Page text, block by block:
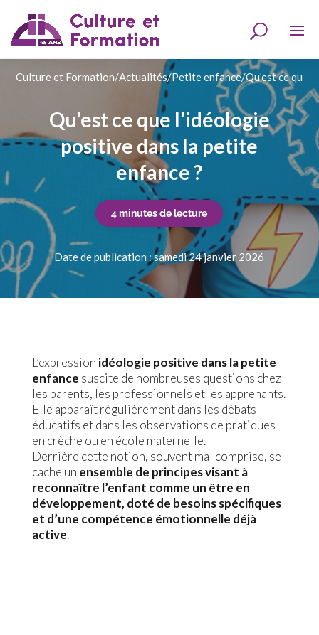
Culture et Formation/Actualités/Petite enfance/Qu’est ce que
Qu’est ce que l’idéologie
positive dans la petite
enfance ?
4 minutes de lecture
Date de publication : samedi 24 janvier 2026
L’expression idéologie positive dans la petite
enfance suscite de nombreuses questions chez
les parents, les professionnels et les apprenants.
Elle apparaît régulièrement dans les débats
éducatifs et dans les observations de pratiques
en crèche ou en école maternelle.
Derrière cette notion, souvent mal comprise, se
cache un ensemble de principes visant à
reconnaître l’enfant comme un être en
développement, doté de besoins spécifiques
et d’une compétence émotionnelle déjà
active.